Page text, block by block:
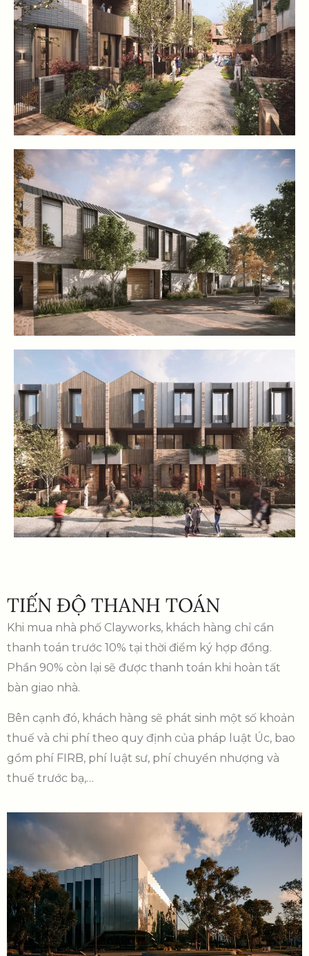
TIẾN ĐỘ THANH TOÁN
Khi mua nhà phố Clayworks, khách hàng chỉ cần
thanh toán trước 10% tại thời điểm ký hợp đồng.
Phần 90% còn lại sẽ được thanh toán khi hoàn tất
bàn giao nhà.
Bên cạnh đó, khách hàng sẽ phát sinh một số khoản
thuế và chi phí theo quy định của pháp luật Úc, bao
gồm phí FIRB, phí luật sư, phí chuyển nhượng và
thuế trước bạ,…